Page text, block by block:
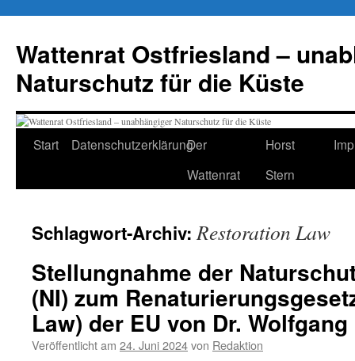
springen
Wattenrat Ostfriesland –
Naturschutz für die Küste
Start DatenschutzerklärungDer
Wattenrat
Horst
Stern
Schlagwort-Archiv:Restoration Law
Stellungnahme der
(NI) zum
Law) der EU von Dr.
Veröffentlicht am 24. Juni 2024von Redaktion